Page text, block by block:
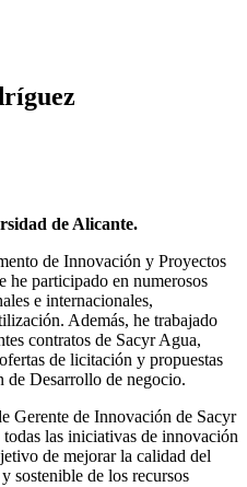
de Alicante.
de Innovación y Proyectos
he participado en numerosos
e internacionales,
Además, he trabajado
contratos de Sacyr Agua,
de licitación y propuestas
de Desarrollo de negocio.
Gerente de Innovación de Sacyr
las iniciativas de innovación
de mejorar la calidad del
sostenible de los recursos